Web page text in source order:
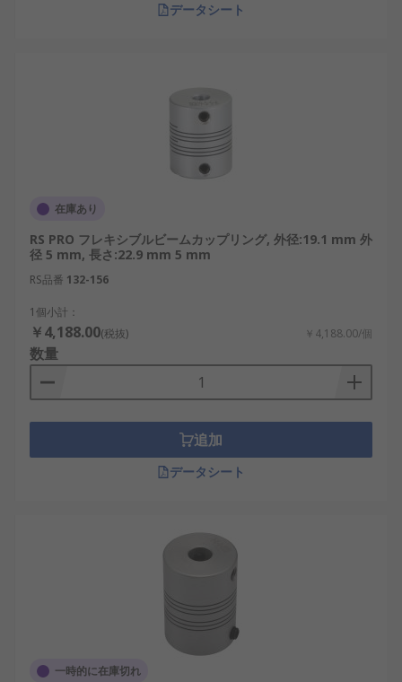
データシート
在庫あり
RS PRO フレキシブルビームカップリング, 外径:19.1 mm 外
径 5 mm, 長さ:22.9 mm 5 mm
RS品番 132-156
1個小計：
￥4,188.00(税抜) ￥4,188.00/個
数量
追加
データシート
一時的に在庫切れ